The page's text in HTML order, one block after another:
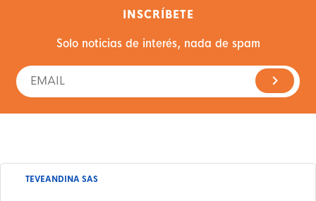
INSCRÍBETE
Solo noticias de interés, nada de spam
TEVEANDINA SAS